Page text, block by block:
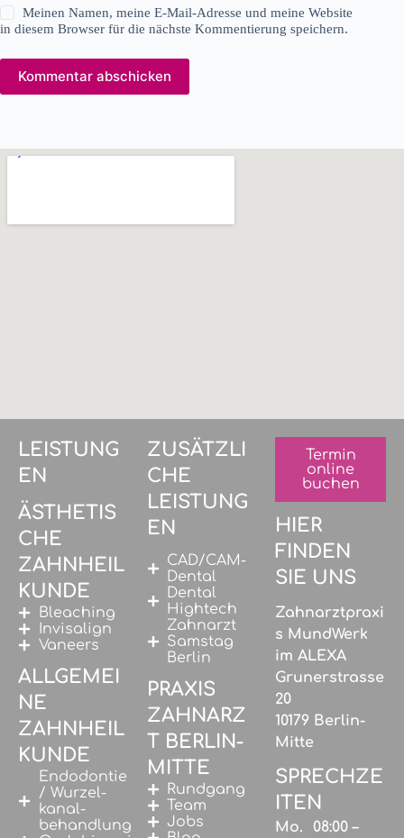
Meinen Namen, meine E-Mail-Adresse und meine Website
in diesem Browser für die nächste Kommentierung speichern.
Kommentar abschicken
LEISTUNG
EN
ÄSTHETIS
CHE
ZAHNHEIL
KUNDE
Bleaching
Invisalign
Vaneers
ALLGEMEI
NE
ZAHNHEIL
KUNDE
Endodontie
/ Wurzel­
kanal­
behandlung
ZUSÄTZLI
CHE
LEISTUNG
EN
CAD/CAM-
Dental
Dental
Hightech
Zahnarzt
Samstag
Berlin
PRAXIS
ZAHNARZ
T BERLIN-
MITTE
Rundgang
Team
Jobs
Termin
online
buchen
HIER
FINDEN
SIE UNS
Zahnarztpraxi
s MundWerk
im ALEXA
Grunerstrasse
20
10179 Berlin-
Mitte
SPRECHZE
ITEN
Mo. 08:00 –